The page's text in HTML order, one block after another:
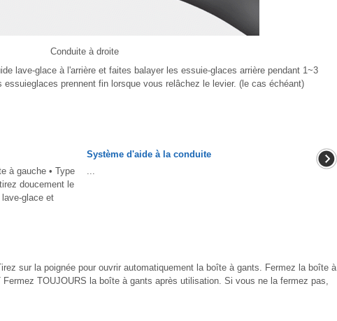
Conduite à droite
lave-glace à l'arrière et faites balayer les essuie-glaces arrière pendant 1~3
prennent fin lorsque vous relâchez le levier. (le cas échéant)
à gauche • Type
doucement le
glace et
Système d'aide à la conduite
...
sur la poignée pour ouvrir automatiquement la boîte à gants. Fermez la boîte à
TOUJOURS la boîte à gants après utilisation. Si vous ne la fermez pas,